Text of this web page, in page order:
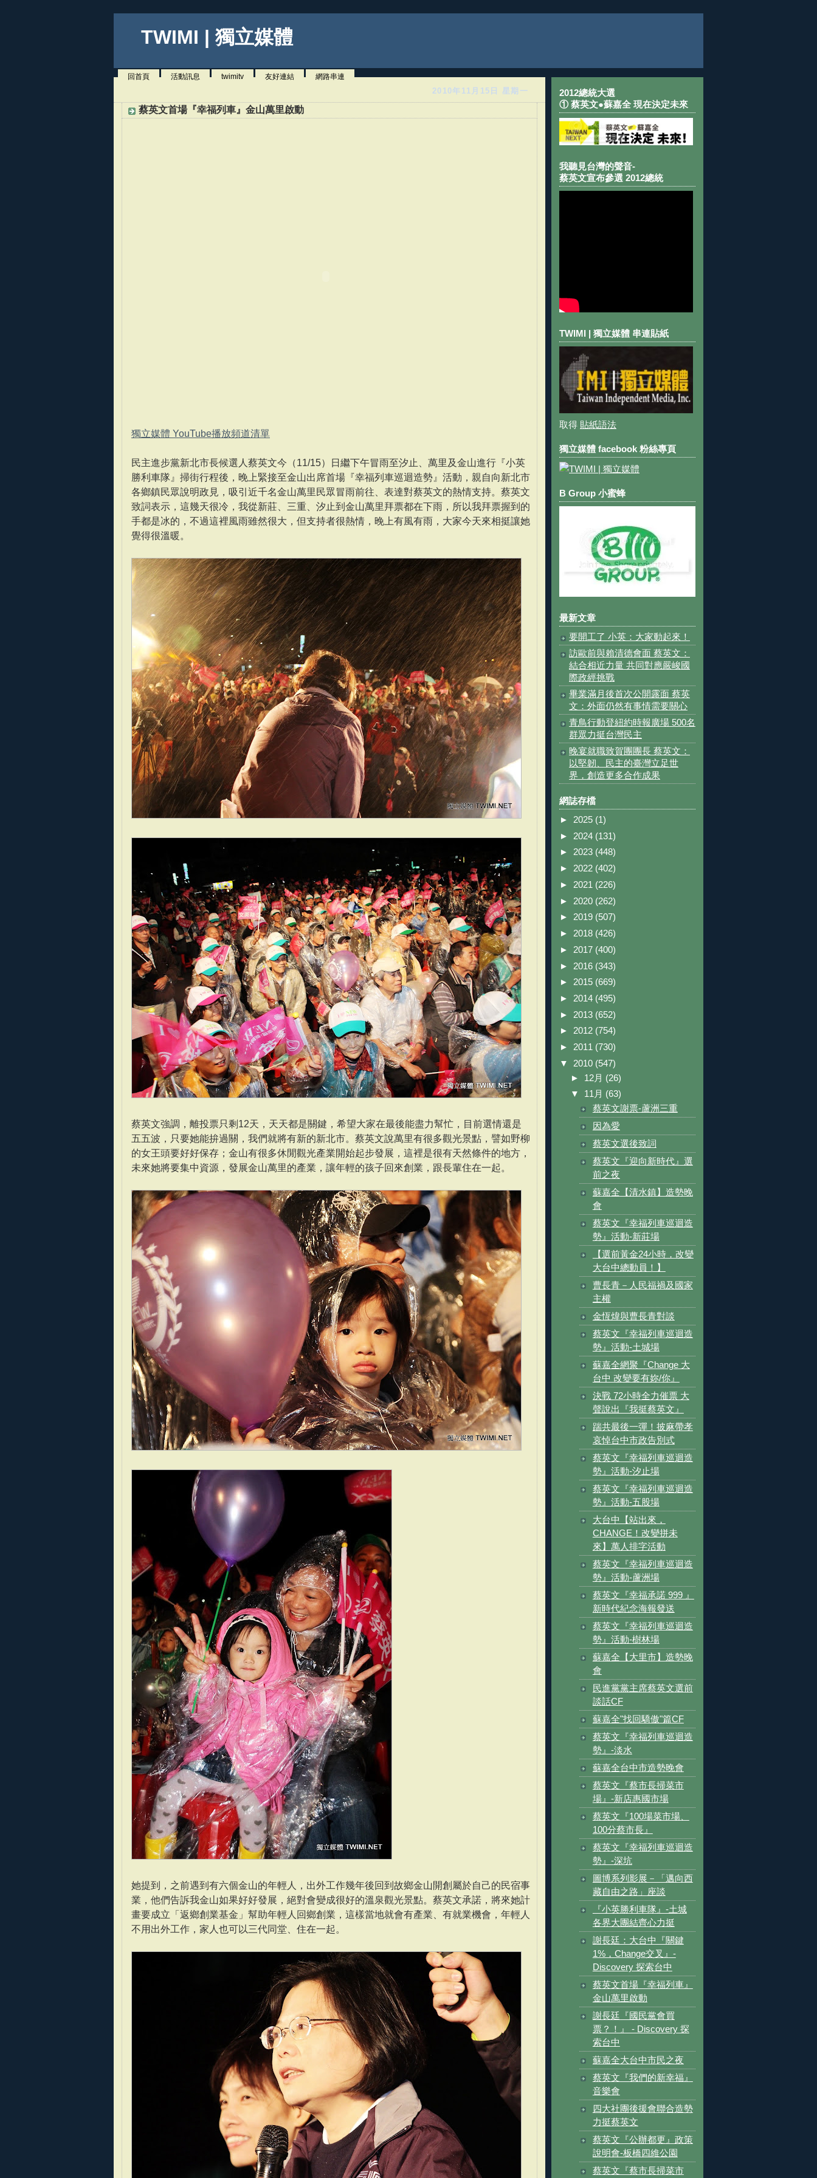
TWIMI | 獨立媒體
回首頁 活動訊息 twimitv 友好連結 網路串連
2010年11月15日 星期一
蔡英文首場『幸福列車』金山萬里啟動
獨立媒體 YouTube播放頻道清單
民主進步黨新北市長候選人蔡英文今（11/15）日繼下午冒雨至汐止、萬里及金山進行『小英
勝利車隊』掃街行程後，晚上緊接至金山出席首場『幸福列車巡迴造勢』活動，親自向新北市
各鄉鎮民眾說明政見，吸引近千名金山萬里民眾冒雨前往、表達對蔡英文的熱情支持。蔡英文
致詞表示，這幾天很冷，我從新莊、三重、汐止到金山萬里拜票都在下雨，所以我拜票握到的
手都是冰的，不過這裡風雨雖然很大，但支持者很熱情，晚上有風有雨，大家今天來相挺讓她
覺得很溫暖。
蔡英文強調，離投票只剩12天，天天都是關鍵，希望大家在最後能盡力幫忙，目前選情還是
五五波，只要她能拚過關，我們就將有新的新北市。蔡英文說萬里有很多觀光景點，譬如野柳
的女王頭要好好保存；金山有很多休閒觀光產業開始起步發展，這裡是很有天然條件的地方，
未來她將要集中資源，發展金山萬里的產業，讓年輕的孩子回來創業，跟長輩住在一起。
她提到，之前遇到有六個金山的年輕人，出外工作幾年後回到故鄉金山開創屬於自己的民宿事
業，他們告訴我金山如果好好發展，絕對會變成很好的溫泉觀光景點。蔡英文承諾，將來她計
畫要成立「返鄉創業基金」幫助年輕人回鄉創業，這樣當地就會有產業、有就業機會，年輕人
不用出外工作，家人也可以三代同堂、住在一起。
2012總統大選
① 蔡英文●蘇嘉全 現在決定未來
我聽見台灣的聲音-
蔡英文宣布參選 2012總統
TWIMI | 獨立媒體 串連貼紙
取得 貼紙語法
獨立媒體 facebook 粉絲專頁
B Group 小蜜蜂
最新文章
要開工了 小英：大家動起來！
訪歐前與賴清德會面 蔡英文：
結合相近力量 共同對應嚴峻國
際政經挑戰
畢業滿月後首次公開露面 蔡英
文：外面仍然有事情需要關心
青鳥行動登紐約時報廣場 500名
群眾力挺台灣民主
晚宴就職致賀團團長 蔡英文：
以堅韌、民主的臺灣立足世
界，創造更多合作成果
網誌存檔
► 2025 (1)
► 2024 (131)
► 2023 (448)
► 2022 (402)
► 2021 (226)
► 2020 (262)
► 2019 (507)
► 2018 (426)
► 2017 (400)
► 2016 (343)
► 2015 (669)
► 2014 (495)
► 2013 (652)
► 2012 (754)
► 2011 (730)
▼ 2010 (547)
► 12月 (26)
▼ 11月 (63)
蔡英文謝票-蘆洲三重
因為愛
蔡英文選後致詞
蔡英文『迎向新時代』選
前之夜
蘇嘉全【清水鎮】造勢晚
會
蔡英文『幸福列車巡迴造
勢』活動-新莊場
【選前黃金24小時，改變
大台中總動員！】
曹長青－人民福禍及國家
主權
金恆煒與曹長青對談
蔡英文『幸福列車巡迴造
勢』活動-土城場
蘇嘉全網聚『Change 大
台中 改變要有妳/你』
決戰 72小時全力催票 大
聲說出『我挺蔡英文』
踹共最後一彈！披麻帶孝
哀悼台中市政告別式
蔡英文『幸福列車巡迴造
勢』活動-汐止場
蔡英文『幸福列車巡迴造
勢』活動-五股場
大台中【站出來，
CHANGE！改變拼未
來】萬人排字活動
蔡英文『幸福列車巡迴造
勢』活動-蘆洲場
蔡英文『幸福承諾 999 』
新時代紀念海報發送
蔡英文『幸福列車巡迴造
勢』活動-樹林場
蘇嘉全【大里市】造勢晚
會
民進黨黨主席蔡英文選前
談話CF
蘇嘉全"找回驕傲"篇CF
蔡英文『幸福列車巡迴造
勢』-淡水
蘇嘉全台中市造勢晚會
蔡英文『蔡市長掃菜市
場』-新店惠國市場
蔡英文『100場菜市場、
100分蔡市長』
蔡英文『幸福列車巡迴造
勢』-深坑
圖博系列影展－「邁向西
藏自由之路」座談
『小英勝利車隊』-土城
各界大團結齊心力挺
謝長廷：大台中『關鍵
1%，Change交叉』-
Discovery 探索台中
蔡英文首場『幸福列車』
金山萬里啟動
謝長廷『國民黨會買
票？！』 - Discovery 探
索台中
蘇嘉全大台中市民之夜
蔡英文『我們的新幸福』
音樂會
四大社團後援會聯合造勢
力挺蔡英文
蔡英文『公辦都更』政策
說明會-板橋四維公園
蔡英文『蔡市長掃菜市